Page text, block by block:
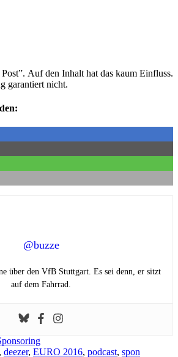
Auf den Inhalt hat das kaum Einfluss.
garantiert nicht.
@buzze
über den VfB Stuttgart. Es sei denn, er sitzt
auf dem Fahrrad.
, deezer, EURO 2016, podcast, spon